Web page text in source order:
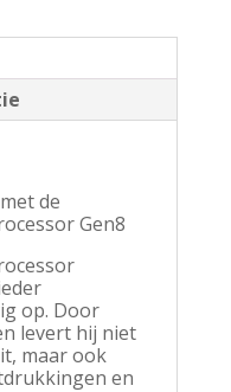
de
Gen8
op. Door
levert hij niet
maar ook
en